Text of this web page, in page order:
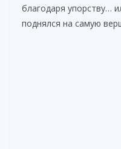
благодаря упорству…
поднялся на самую